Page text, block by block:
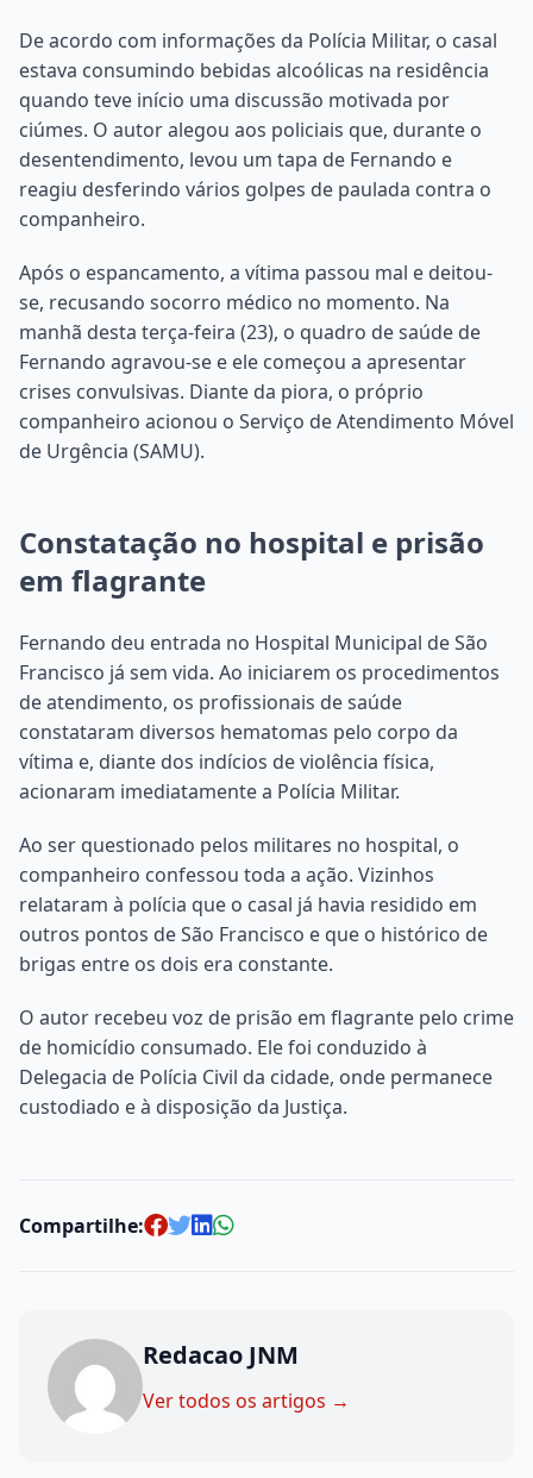
De acordo com informações da Polícia Militar, o casal
estava consumindo bebidas alcoólicas na residência
quando teve início uma discussão motivada por
ciúmes. O autor alegou aos policiais que, durante o
desentendimento, levou um tapa de Fernando e
reagiu desferindo vários golpes de paulada contra o
companheiro.
Após o espancamento, a vítima passou mal e deitou-
se, recusando socorro médico no momento. Na
manhã desta terça-feira (23), o quadro de saúde de
Fernando agravou-se e ele começou a apresentar
crises convulsivas. Diante da piora, o próprio
companheiro acionou o Serviço de Atendimento Móvel
de Urgência (SAMU).
Constatação no hospital e prisão
em flagrante
Fernando deu entrada no Hospital Municipal de São
Francisco já sem vida. Ao iniciarem os procedimentos
de atendimento, os profissionais de saúde
constataram diversos hematomas pelo corpo da
vítima e, diante dos indícios de violência física,
acionaram imediatamente a Polícia Militar.
Ao ser questionado pelos militares no hospital, o
companheiro confessou toda a ação. Vizinhos
relataram à polícia que o casal já havia residido em
outros pontos de São Francisco e que o histórico de
brigas entre os dois era constante.
O autor recebeu voz de prisão em flagrante pelo crime
de homicídio consumado. Ele foi conduzido à
Delegacia de Polícia Civil da cidade, onde permanece
custodiado e à disposição da Justiça.
Compartilhe:
Redacao JNM
Ver todos os artigos →